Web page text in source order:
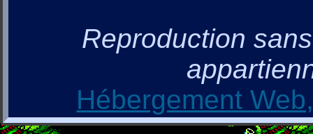
Reproduction
Hébergement